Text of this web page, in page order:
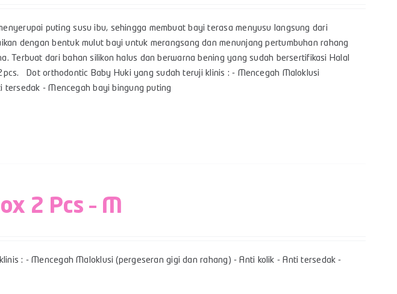
puting susu ibu, sehingga membuat bayi terasa menyusu langsung dari
dengan bentuk mulut bayi untuk merangsang dan menunjang pertumbuhan rahang
Terbuat dari bahan silikon halus dan berwarna bening yang sudah bersertifikasi Halal
Dot orthodontic Baby Huki yang sudah teruji klinis : - Mencegah Maloklusi
tersedak - Mencegah bayi bingung puting
2 Pcs – M
: - Mencegah Maloklusi (pergeseran gigi dan rahang) - Anti kolik - Anti tersedak -